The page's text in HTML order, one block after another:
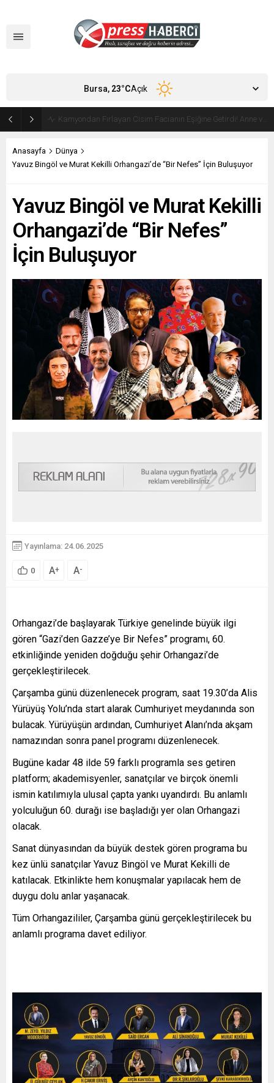
Orhangazi’de Ekmeğin Fiyatı ve Gramajı Değişti
Bursa, 23°CAçık
Anasayfa
Dünya
Yavuz Bingöl ve Murat Kekilli Orhangazi’de “Bir Nefes” İçin Buluşuyor
Yavuz Bingöl ve Murat Kekilli
Orhangazi’de “Bir Nefes”
İçin Buluşuyor
Yayınlama: 24.06.2025
0 A+ A-
Orhangazi’de başlayarak Türkiye genelinde büyük ilgi
gören “Gazi’den Gazze’ye Bir Nefes” programı, 60.
etkinliğinde yeniden doğduğu şehir Orhangazi’de
gerçekleştirilecek.
Çarşamba günü düzenlenecek program, saat 19.30’da Alis
Yürüyüş Yolu’nda start alarak Cumhuriyet meydanında son
bulacak. Yürüyüşün ardından, Cumhuriyet Alanı’nda akşam
namazından sonra panel programı düzenlenecek.
Bugüne kadar 48 ilde 59 farklı programla ses getiren
platform; akademisyenler, sanatçılar ve birçok önemli
ismin katılımıyla ulusal çapta yankı uyandırdı. Bu anlamlı
yolculuğun 60. durağı ise başladığı yer olan Orhangazi
olacak.
Sanat dünyasından da büyük destek gören programa bu
kez ünlü sanatçılar Yavuz Bingöl ve Murat Kekilli de
katılacak. Etkinlikte hem konuşmalar yapılacak hem de
duygu dolu anlar yaşanacak.
Tüm Orhangazililer, Çarşamba günü gerçekleştirilecek bu
anlamlı programa davet ediliyor.